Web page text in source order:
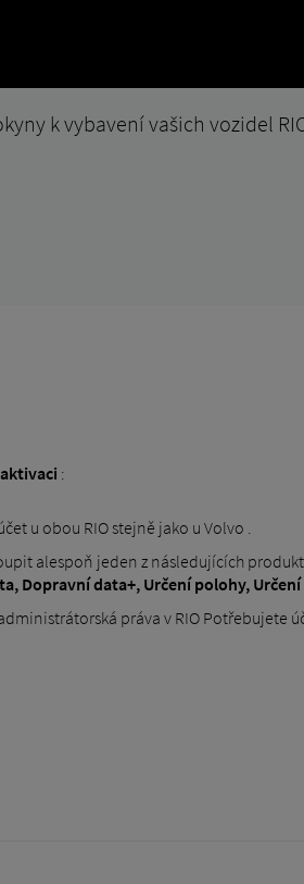
k vybavení vašich vozidel
:
u obou RIO stejně jako u Volvo .
alespoň jeden z následujících
Dopravní data+, Určení polohy,
práva v RIO Potřebujete